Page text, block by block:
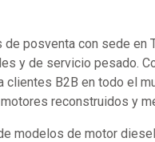
posventa con sede en
y de servicio pesado.
B2B en todo el
reconstruidos y
modelos de motor